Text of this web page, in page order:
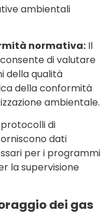
ambientali
normativa: Il
di valutare
della qualità
della conformità
ambientale.
protocolli di
dati
per i programmi
la supervisione
dei gas